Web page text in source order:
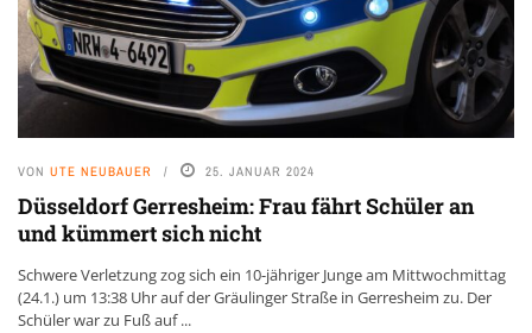
VON UTE NEUBAUER 25. JANUAR 2024
Düsseldorf Gerresheim: Frau fährt Schüler an
und kümmert sich nicht
Schwere Verletzung zog sich ein 10-jähriger Junge am Mittwochmittag
(24.1.) um 13:38 Uhr auf der Gräulinger Straße in Gerresheim zu. Der
Schüler war zu Fuß auf ...